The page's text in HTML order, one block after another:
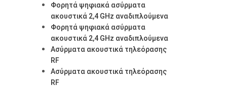
Φορητά ψηφιακά ασύρματα
ακουστικά 2,4 GHz αναδιπλούμενα
Φορητά ψηφιακά ασύρματα
ακουστικά 2,4 GHz αναδιπλούμενα
Ασύρματα ακουστικά τηλεόρασης
RF
Ασύρματα ακουστικά τηλεόρασης
RF